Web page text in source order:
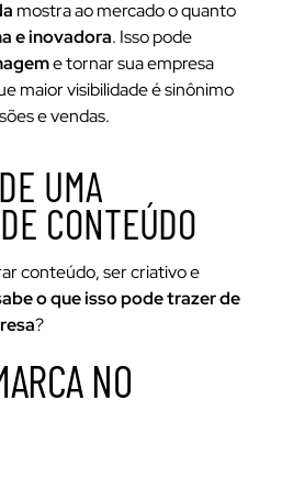
mostra ao mercado o quanto
e inovadora. Isso pode
e tornar sua empresa
maior visibilidade é sinônimo
e vendas.
UMA
CONTEÚDO
conteúdo, ser criativo e
o que isso pode trazer de
?
NO